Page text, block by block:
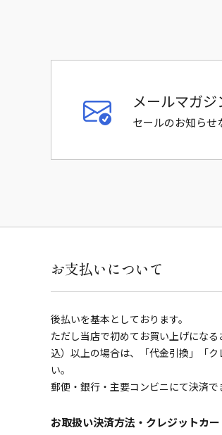
メールマガジ
セールのお知らせ
お支払いについて
後払いを基本としております。
ただし当店で初めてお買い上げにな
込）以上の場合は、「代金引換」「
い。
郵便・銀行・主要コンビニにて決済で
お取扱い決済方法・クレジットカー